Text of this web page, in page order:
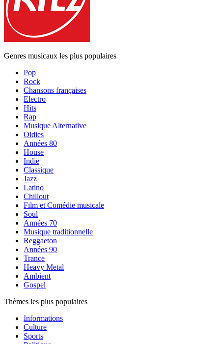
Genres musicaux les plus populaires
Pop
Rock
Chansons françaises
Electro
Hits
Rap
Musique Alternative
Oldies
Années 80
House
Indie
Classique
Jazz
Latino
Chillout
Film et Comédie musicale
Soul
Années 70
Musique traditionnelle
Reggaeton
Années 90
Trance
Heavy Metal
Ambient
Gospel
Thèmes les plus populaires
Informations
Culture
Sports